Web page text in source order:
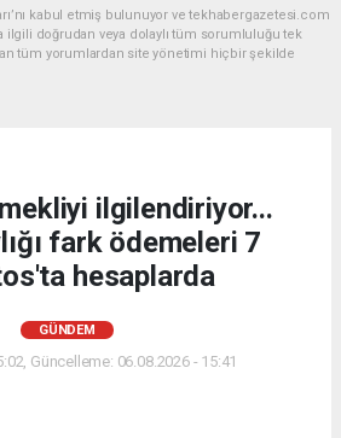
kabul etmiş bulunuyor ve tekhabergazetesi.com
ilgili doğrudan veya dolaylı tüm sorumluluğu tek
tüm yorumlardan site yönetimi hiçbir şekilde
ilgilendiriyor...
fark ödemeleri 7
hesaplarda
GÜNDEM
Güncelleme: 06.08.2026 - 15:41